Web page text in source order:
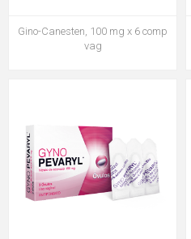
Gino-Canesten, 100 mg x 6 comp
vag